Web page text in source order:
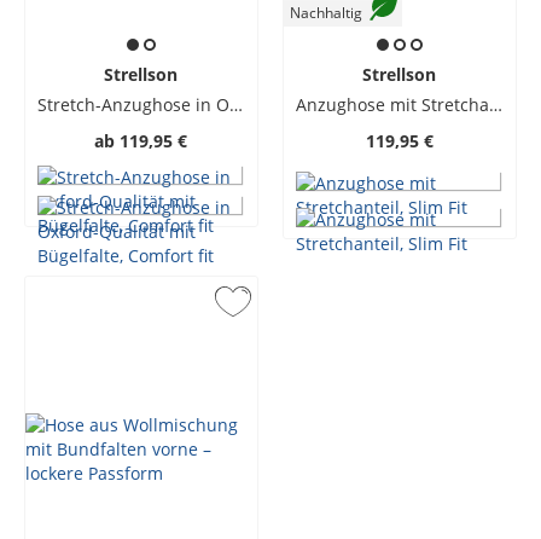
Strellson
Stretch-Anzughose in Oxford-Qualität mit Bügelfalte, Comfort fit
ab 119,95 €
Nachhaltig
Strellson
Anzughose mit Stretchanteil, Slim Fit
119,95 €